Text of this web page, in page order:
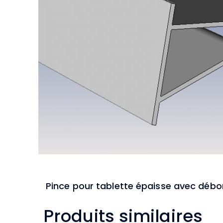
Pince pour tablette épaisse avec
Produits similaires